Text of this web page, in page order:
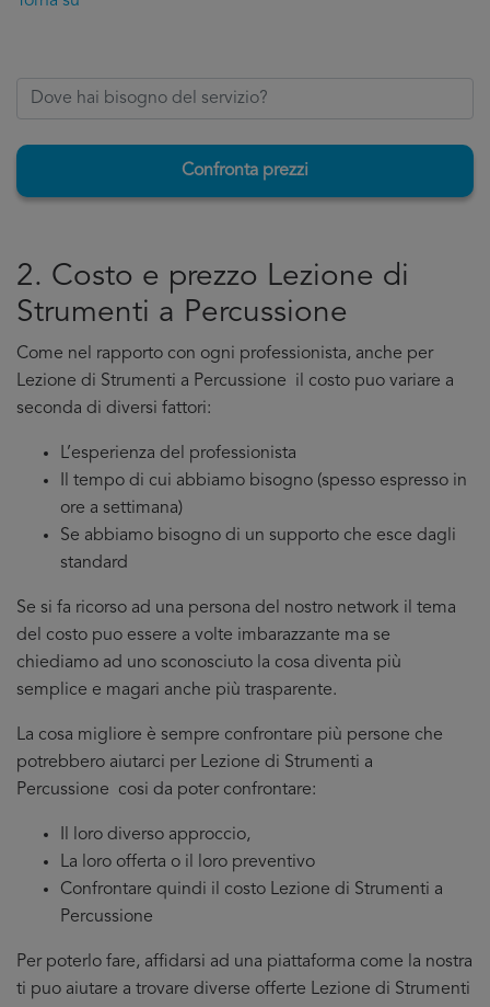
Confronta prezzi
2. Costo e prezzo Lezione di
Strumenti a Percussione
Come nel rapporto con ogni professionista, anche per
Lezione di Strumenti a Percussione il costo puo variare a
seconda di diversi fattori:
L’esperienza del professionista
Il tempo di cui abbiamo bisogno (spesso espresso in
ore a settimana)
Se abbiamo bisogno di un supporto che esce dagli
standard
Se si fa ricorso ad una persona del nostro network il tema
del costo puo essere a volte imbarazzante ma se
chiediamo ad uno sconosciuto la cosa diventa più
semplice e magari anche più trasparente.
La cosa migliore è sempre confrontare più persone che
potrebbero aiutarci per Lezione di Strumenti a
Percussione cosi da poter confrontare:
Il loro diverso approccio,
La loro offerta o il loro preventivo
Confrontare quindi il costo Lezione di Strumenti a
Percussione
Per poterlo fare, affidarsi ad una piattaforma come la nostra
ti puo aiutare a trovare diverse offerte Lezione di Strumenti